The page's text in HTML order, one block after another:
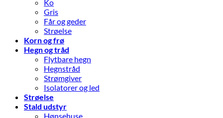
Ko
Gris
Får og geder
Strøelse
Korn og frø
Hegn og tråd
Flytbare hegn
Hegnstråd
Strømgiver
Isolatorer og led
Strøelse
Stald udstyr
Hønsehuse